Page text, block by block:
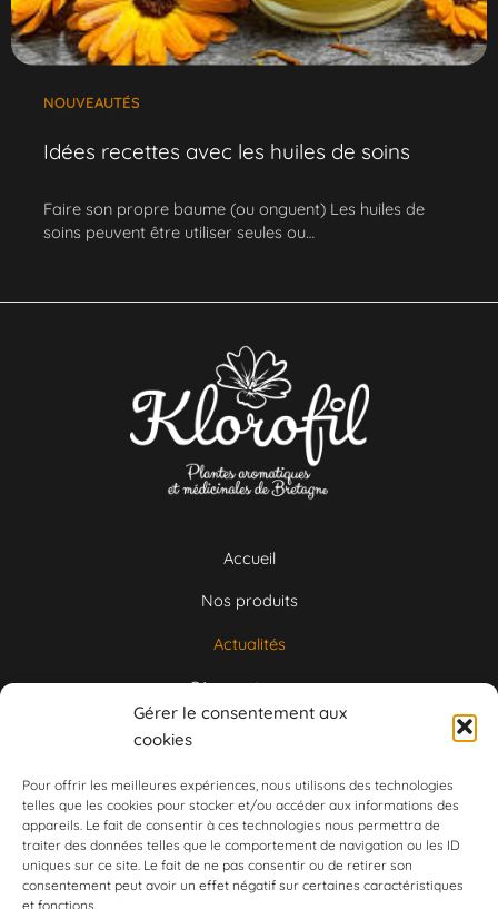
Gérer le consentement aux
cookies
Pour offrir les meilleures expériences, nous utilisons des technologies
telles que les cookies pour stocker et/ou accéder aux informations des
appareils. Le fait de consentir à ces technologies nous permettra de
traiter des données telles que le comportement de navigation ou les ID
uniques sur ce site. Le fait de ne pas consentir ou de retirer son
consentement peut avoir un effet négatif sur certaines caractéristiques
et fonctions.
NOUVEAUTÉS
Idées recettes avec les huiles de soins
Faire son propre baume (ou onguent) Les huiles de
soins peuvent être utiliser seules ou…
Accueil
Nos produits
Actualités
Où nous trouver
Marie-Emmanuelle
Courrio